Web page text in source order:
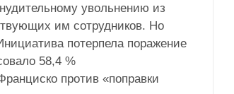
увольнению из
им сотрудников. Но
потерпела поражение
58,4 %
против «поправки